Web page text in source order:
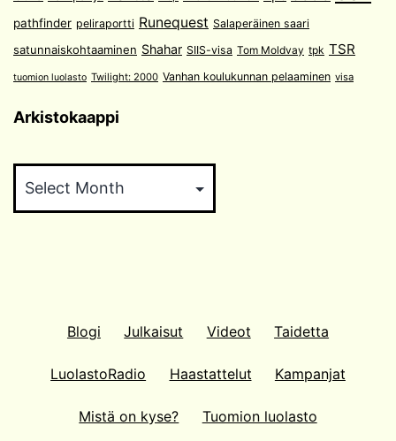
pathfinder peliraportti Runequest Salaperäinen saari
satunnaiskohtaaminen Shahar SIIS-visa Tom Moldvay tpk TSR
tuomion luolasto Twilight: 2000 Vanhan koulukunnan pelaaminen visa
Arkistokaappi
Blogi Julkaisut Videot Taidetta
LuolastoRadio Haastattelut Kampanjat
Mistä on kyse? Tuomion luolasto